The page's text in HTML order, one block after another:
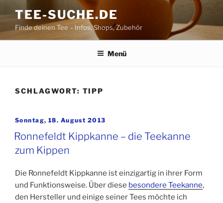
Inhalt
springen
TEE-SUCHE.DE
Finde deinen Tee – Infos, Shops, Zubehör
Menü
SCHLAGWORT: TIPP
Veröffentlicht
Sonntag, 18. August 2013
Ronnefeldt Kippkanne – die Teekanne
zum Kippen
Die Ronnefeldt Kippkanne ist einzigartig in ihrer Form
und Funktionsweise. Über diese besondere Teekanne,
den Hersteller und einige seiner Tees möchte ich